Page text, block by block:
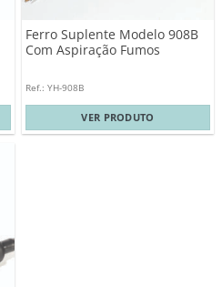
Ferro Suplente Modelo 908B
Com Aspiração Fumos
Ref.: YH-908B
VER PRODUTO